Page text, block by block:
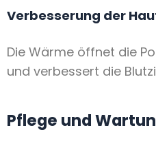
Verbesserung der
Die Wärme öffnet die
und verbessert die
Pflege und